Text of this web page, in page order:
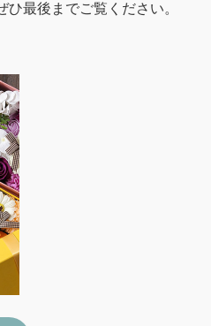
最後までご覧ください。